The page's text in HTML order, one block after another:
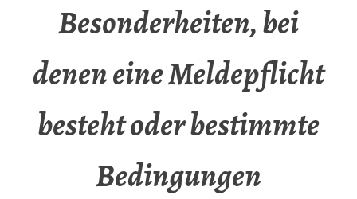
Besonderheiten, bei
denen eine Meldepflicht
besteht oder bestimmte
Bedingungen